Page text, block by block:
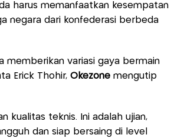
harus memanfaatkan kesempatan
negara dari konfederasi berbeda
memberikan variasi gaya bermain
Erick Thohir,Okezonemengutip
kualitas teknis. Ini adalah ujian,
dan siap bersaing di level